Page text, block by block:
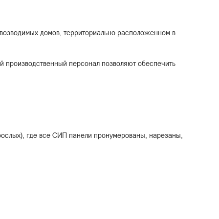
домов, территориально расположенном в
персонал позволяют обеспечить
где все СИП панели пронумерованы, нарезаны,